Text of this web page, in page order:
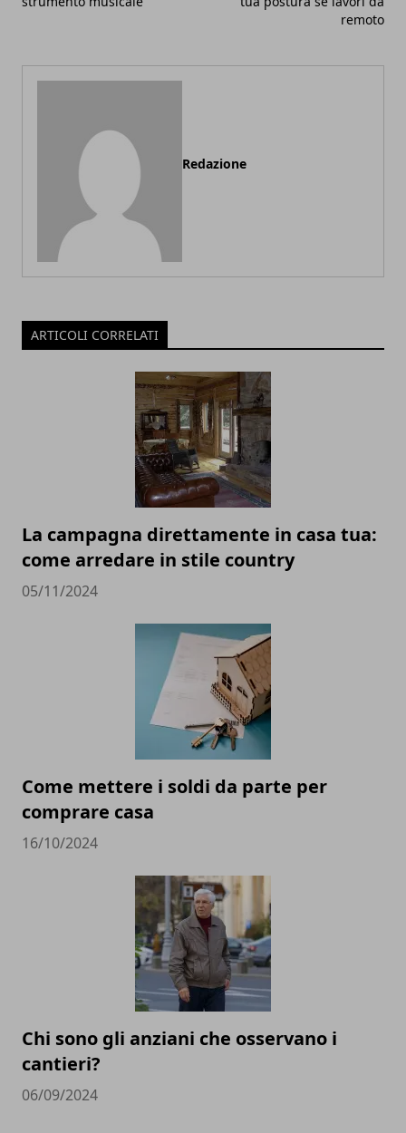
remoto
Redazione
ARTICOLI CORRELATI
La campagna direttamente in casa tua:
come arredare in stile country
05/11/2024
Come mettere i soldi da parte per
comprare casa
16/10/2024
Chi sono gli anziani che osservano i
cantieri?
06/09/2024